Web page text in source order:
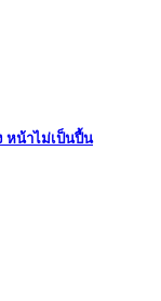
หน้าไม่เป็นปื้น